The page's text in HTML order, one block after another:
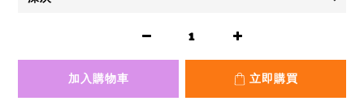
加入購物車 立即購買